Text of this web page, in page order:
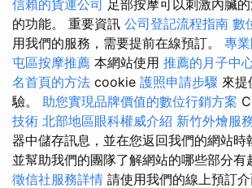
信賴的貨運公司 足部按摩可以刺激內臟
的功能。 重要資訊 公司登記流程指南 數
用我們的服務，需要提前在線預訂。 專
屯區按摩推薦 本網站使用 推薦的月子中
名首頁的方法 cookie 護照申請步驟 來提
驗。 助您實現品牌價值的數位行銷方案
技術 北部地區眼科權威介紹 新竹外燴服
器中儲存訊息，並在您返回我們的網站時
並幫助我們的團隊了解網站的哪些部分有
徵信社服務詳情 請使用我們的線上預訂